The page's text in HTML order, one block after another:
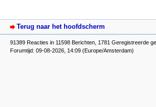
Terug naar het hoofdscherm
91389 Reacties in 11598 Berichten, 1781 Geregistreerde
Forumtijd: 09-08-2026, 14:09 (Europe/Amsterdam)